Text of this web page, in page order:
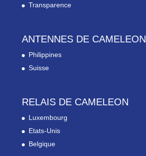
Transparence
ANTENNES DE CAMELEON
Philippines
Suisse
RELAIS DE CAMELEON
Luxembourg
Etats-Unis
Belgique